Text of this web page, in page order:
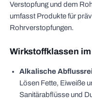
Verstopfung und dem
umfasst Produkte für
Rohrverstopfungen.
Wirkstoffklassen
Alkalische
Lösen Fette, Eiweiße
Sanitärabflüsse und